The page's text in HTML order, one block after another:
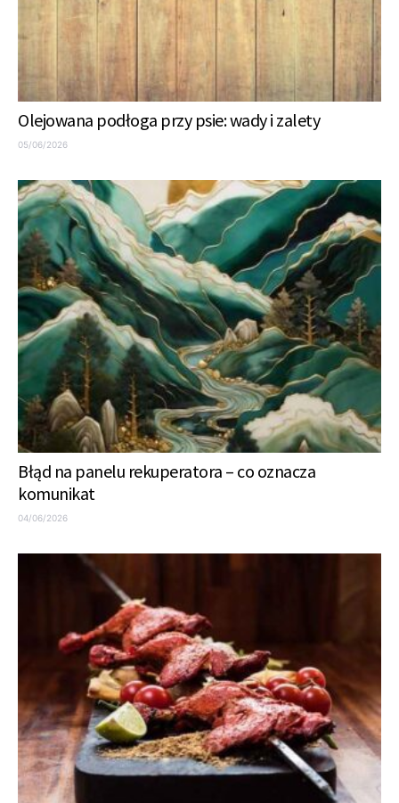
Olejowana podłoga przy psie: wady i zalety
05/06/2026
Błąd na panelu rekuperatora – co oznacza
komunikat
04/06/2026